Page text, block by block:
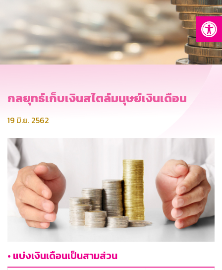
อื่นๆ
ติดต่อเรา
บริการออนไลน์
กลยุทธ์เก็บเงินสไตล์มนุษย์เงินเดือน
19 มิ.ย. 2562
• แบ่งเงินเดือนเป็นสามส่วน